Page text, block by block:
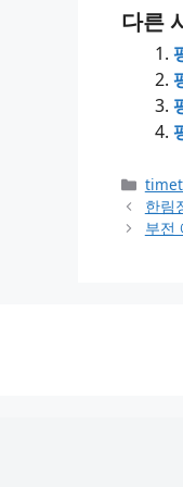
다른
한림
부전